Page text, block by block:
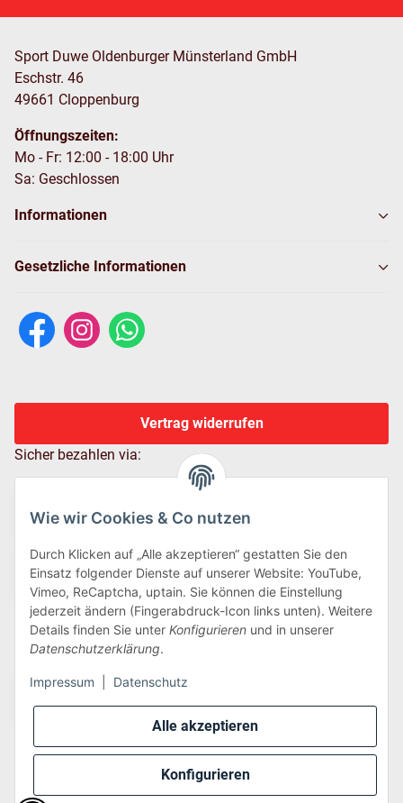
Alle akzeptieren
Konfigurieren
Wie wir Cookies & Co nutzen
Durch Klicken auf „Alle akzeptieren“ gestatten Sie den
Einsatz folgender Dienste auf unserer Website: YouTube,
Vimeo, ReCaptcha, uptain. Sie können die Einstellung
jederzeit ändern (Fingerabdruck-Icon links unten). Weitere
Details finden Sie unter Konfigurieren und in unserer
Datenschutzerklärung.
Impressum Datenschutz
Sport Duwe Oldenburger Münsterland GmbH
Eschstr. 46
49661 Cloppenburg
Öffnungszeiten:
Mo - Fr: 12:00 - 18:00 Uhr
Sa: Geschlossen
Informationen
Gesetzliche Informationen
Vertrag widerrufen
Sicher bezahlen via:
Wir versenden via: